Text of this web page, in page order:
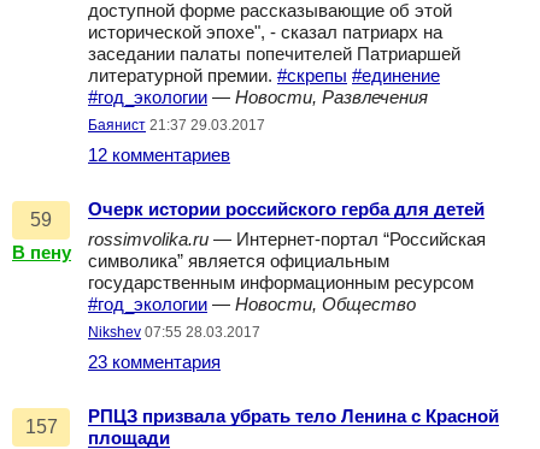
доступной форме рассказывающие об этой
исторической эпохе", - сказал патриарх на
заседании палаты попечителей Патриаршей
литературной премии. #скрепы #единение
#год_экологии — Новости, Развлечения
Баянист 21:37 29.03.2017
12 комментариев
59
В пену
Очерк истории российского герба для детей
rossimvolika.ru — Интернет-портал “Российская
символика” является официальным
государственным информационным ресурсом
#год_экологии — Новости, Общество
Nikshev 07:55 28.03.2017
23 комментария
157
РПЦЗ призвала убрать тело Ленина с Красной
площади